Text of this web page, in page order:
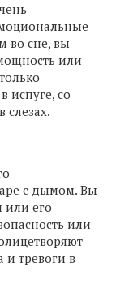
во сне, вы
или
испуге, со
с дымом. Вы
или его
или
и тревоги в